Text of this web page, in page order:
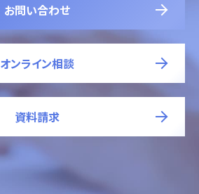
お問い合わせ
オンライン相談
資料請求